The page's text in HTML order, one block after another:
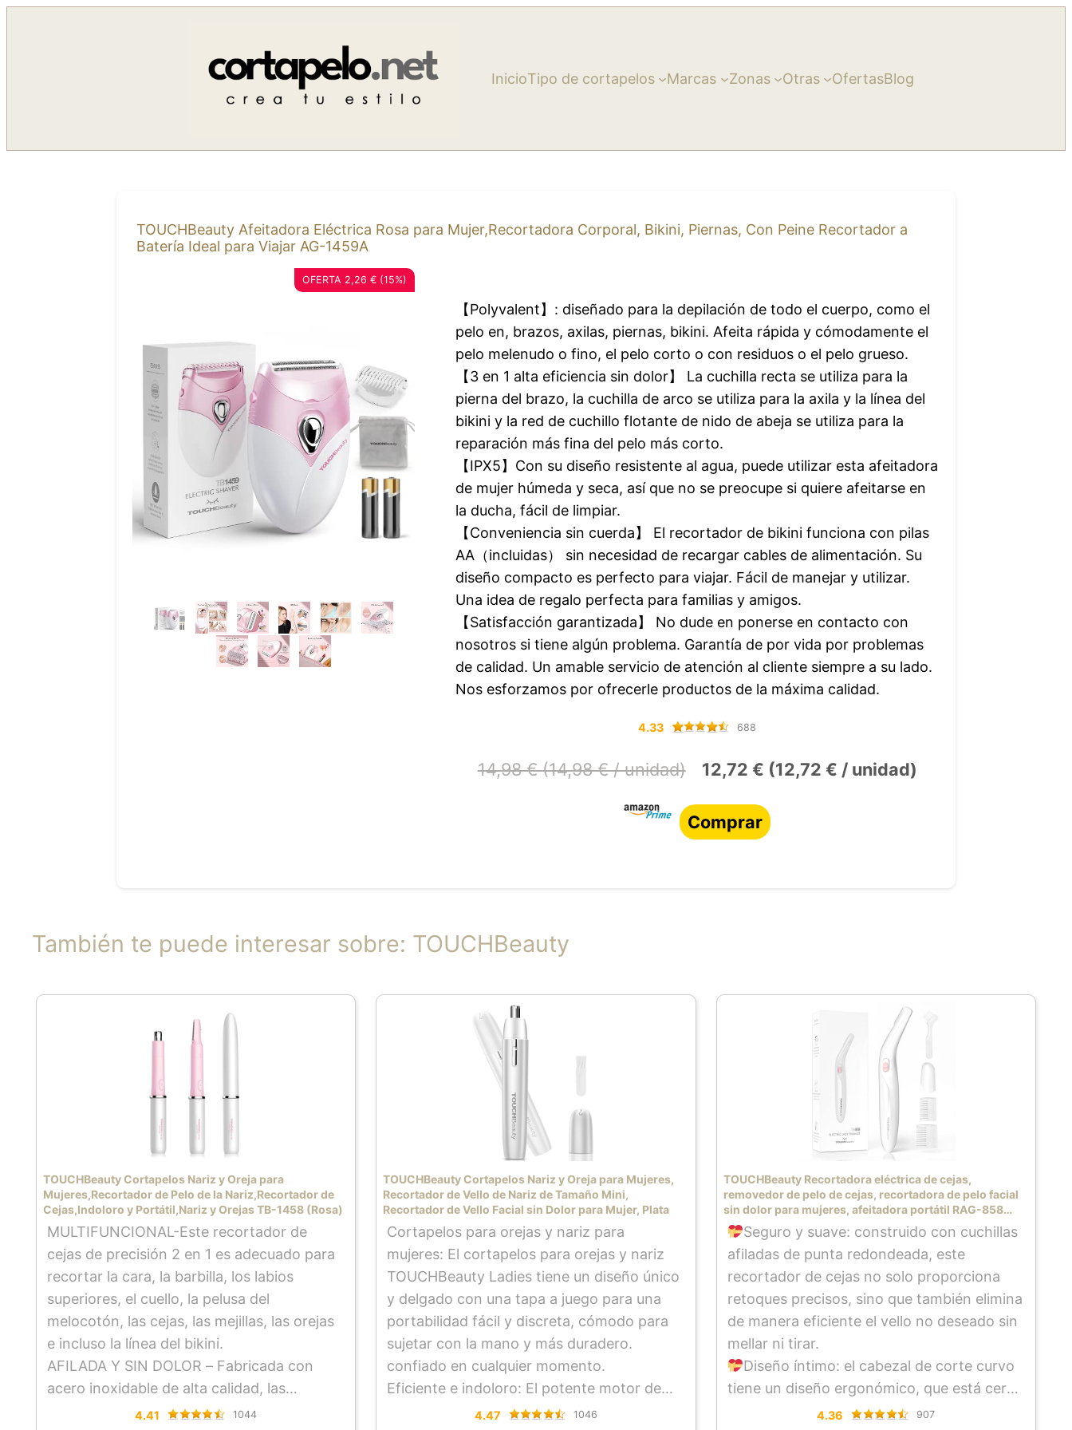
InicioTipo de cortapelos Marcas Zonas Otras OfertasBlog
TOUCHBeauty Afeitadora Eléctrica Rosa para Mujer,Recortadora Corporal, Bikini, Piernas, Con Peine Recortador a
Batería Ideal para Viajar AG-1459A
OFERTA 2,26 € (15%)
【Polyvalent】: diseñado para la depilación de todo el cuerpo, como el
pelo en, brazos, axilas, piernas, bikini. Afeita rápida y cómodamente el
pelo melenudo o fino, el pelo corto o con residuos o el pelo grueso.
【3 en 1 alta eficiencia sin dolor】 La cuchilla recta se utiliza para la
pierna del brazo, la cuchilla de arco se utiliza para la axila y la línea del
bikini y la red de cuchillo flotante de nido de abeja se utiliza para la
reparación más fina del pelo más corto.
【IPX5】Con su diseño resistente al agua, puede utilizar esta afeitadora
de mujer húmeda y seca, así que no se preocupe si quiere afeitarse en
la ducha, fácil de limpiar.
【Conveniencia sin cuerda】 El recortador de bikini funciona con pilas
AA（incluidas） sin necesidad de recargar cables de alimentación. Su
diseño compacto es perfecto para viajar. Fácil de manejar y utilizar.
Una idea de regalo perfecta para familias y amigos.
【Satisfacción garantizada】 No dude en ponerse en contacto con
nosotros si tiene algún problema. Garantía de por vida por problemas
de calidad. Un amable servicio de atención al cliente siempre a su lado.
Nos esforzamos por ofrecerle productos de la máxima calidad.
4.33 688
14,98 € (14,98 € / unidad) 12,72 € (12,72 € / unidad)
Comprar
También te puede interesar sobre: TOUCHBeauty
TOUCHBeauty Cortapelos Nariz y Oreja para
Mujeres,Recortador de Pelo de la Nariz,Recortador de
Cejas,Indoloro y Portátil,Nariz y Orejas TB-1458 (Rosa)
MULTIFUNCIONAL-Este recortador de
cejas de precisión 2 en 1 es adecuado para
recortar la cara, la barbilla, los labios
superiores, el cuello, la pelusa del
melocotón, las cejas, las mejillas, las orejas
e incluso la línea del bikini.
AFILADA Y SIN DOLOR – Fabricada con
acero inoxidable de alta calidad, las
cuchillas no sólo son ultra afiladas sino
4.41 1044
TOUCHBeauty Cortapelos Nariz y Oreja para Mujeres,
Recortador de Vello de Nariz de Tamaño Mini,
Recortador de Vello Facial sin Dolor para Mujer, Plata
Cortapelos para orejas y nariz para
mujeres: El cortapelos para orejas y nariz
TOUCHBeauty Ladies tiene un diseño único
y delgado con una tapa a juego para una
portabilidad fácil y discreta, cómodo para
sujetar con la mano y más duradero.
confiado en cualquier momento.
Eficiente e indoloro: El potente motor de
14500 rpm ofrece un resultado de corte
4.47 1046
TOUCHBeauty Recortadora eléctrica de cejas,
removedor de pelo de cejas, recortadora de pelo facial
sin dolor para mujeres, afeitadora portátil RAG-858
(blanco)
Seguro y suave: construido con cuchillas
afiladas de punta redondeada, este
recortador de cejas no solo proporciona
retoques precisos, sino que también elimina
de manera eficiente el vello no deseado sin
mellar ni tirar.
Diseño íntimo: el cabezal de corte curvo
tiene un diseño ergonómico, que está cerca
de la piel, no deja esquinas muertas que son
4.36 907